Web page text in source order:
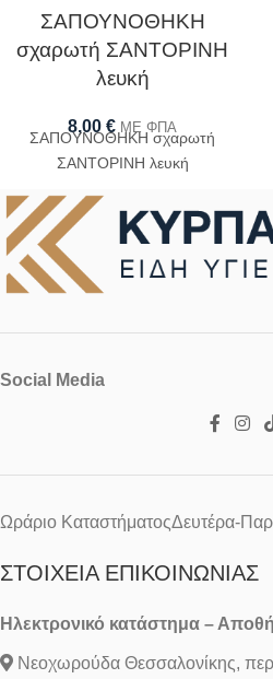
ΣΑΠΟΥΝΟΘΗΚΗ
σχαρωτή ΣΑΝΤΟΡΙΝΗ
λευκή
8,00 € ΜΕ ΦΠΑ
ΣΑΠΟΥΝΟΘΗΚΗ σχαρωτή
ΣΑΝΤΟΡΙΝΗ λευκή
Social Media
Ωράριο ΚαταστήματοςΔευτέρα-
ΣΤΟΙΧΕΊΑ ΕΠΙΚΟΙΝΩΝΊΑΣ
Ηλεκτρονικό κατάστημα –
Νεοχωρούδα Θεσσαλονίκης,